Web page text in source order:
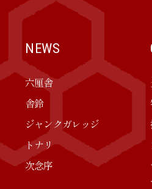
NEWS
六厘舎
舎鈴
ジャンクガレッジ
トナリ
次念序